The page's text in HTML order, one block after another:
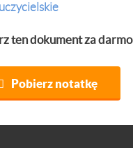
ten dokument za darmo
Pobierz notatkę